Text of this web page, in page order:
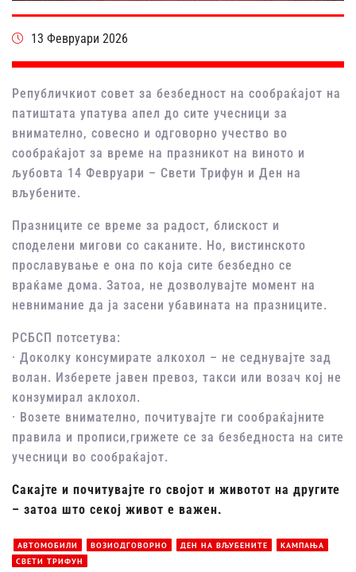
13 Февруари 2026
Републичкиот совет за безбедност на сообраќајот на
патиштата упатува апел до сите учесници за
внимателно, совесно и одговорно учество во
сообраќајот за време на празникот на виното и
љубовта 14 Февруари – Свети Трифун и Ден на
вљубените.
Празниците се време за радост, блискост и
споделени мигови со саканите. Но, вистинското
прославување е она по која сите безбедно се
враќаме дома. Затоа, не дозволувајте момент на
невнимание да ја засени убавината на празниците.
РСБСП потсетува:
· Доколку консумирате алкохол – не седнувајте зад
волан. Изберете јавен превоз, такси или возач кој не
конзумирал аклохол.
· Возете внимателно, почитувајте ги сообраќајните
правила и прописи,грижете се за безбедноста на сите
учесници во сообраќајот.
Сакајте и почитувајте го својот и животот на другите
– затоа што секој живот е важен.
АВТОМОБИЛИ ВОЗИОДГОВОРНО ДЕН НА ВЉУБЕНИТЕ
КАМПАЊА
СВЕТИ ТРИФУН